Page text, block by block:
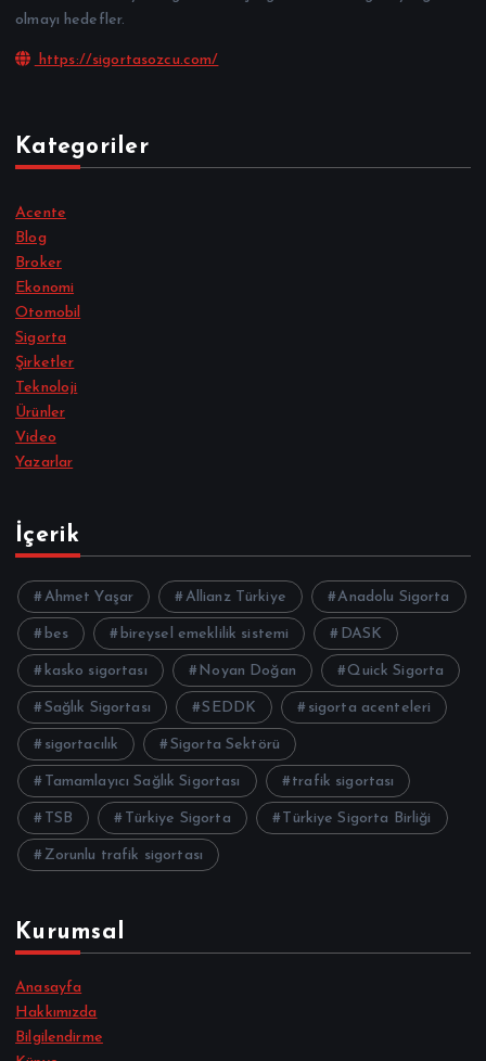
olmayı hedefler.
https://sigortasozcu.com/
Kategoriler
Acente
Blog
Broker
Ekonomi
Otomobil
Sigorta
Şirketler
Teknoloji
Ürünler
Video
Yazarlar
İçerik
Ahmet Yaşar Allianz Türkiye Anadolu Sigorta
bes bireysel emeklilik sistemi DASK
kasko sigortası Noyan Doğan Quick Sigorta
Sağlık Sigortası SEDDK sigorta acenteleri
sigortacılık Sigorta Sektörü
Tamamlayıcı Sağlık Sigortası trafik sigortası
TSB Türkiye Sigorta Türkiye Sigorta Birliği
Zorunlu trafik sigortası
Kurumsal
Anasayfa
Hakkımızda
Bilgilendirme